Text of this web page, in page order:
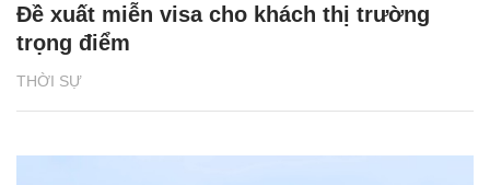
THỜI SỰ
Đề xuất miễn visa cho khách thị trường
trọng điểm